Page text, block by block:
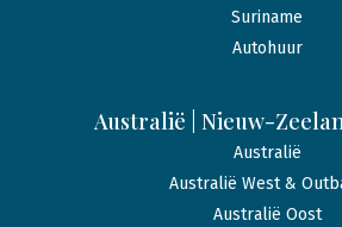
Suriname
Autohuur
Australië | Nieuw-
Australië
Australië West &
Australië Oost